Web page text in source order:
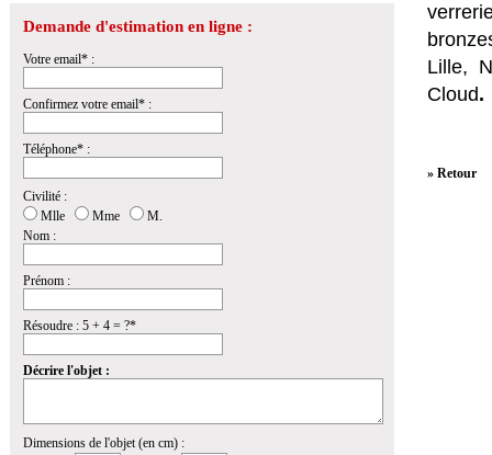
Demande d'estimation en ligne :
Votre email* :
Confirmez votre email* :
Téléphone* :
Civilité :
Mlle
Mme
M.
Nom :
Prénom :
Résoudre : 5 + 4 = ?*
Décrire l'objet :
Dimensions de l'objet (en cm) :
Lille,
Cloud.
» Retour